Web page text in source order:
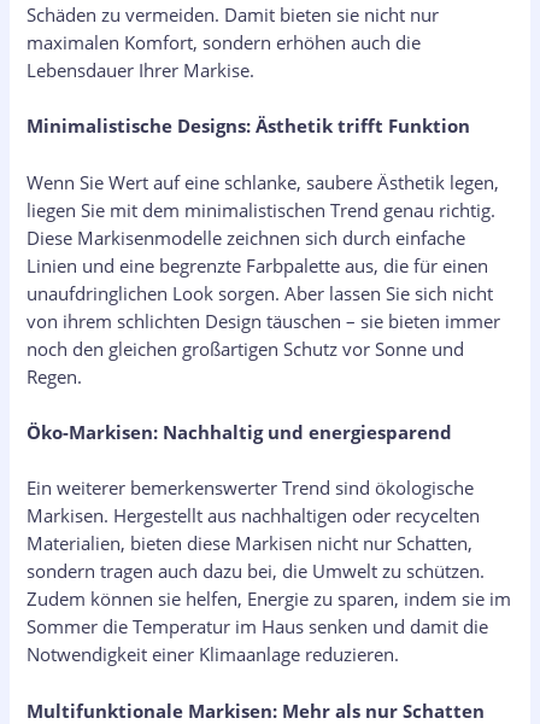
Schäden zu vermeiden. Damit bieten sie nicht nur
maximalen Komfort, sondern erhöhen auch die
Lebensdauer Ihrer Markise.
Minimalistische Designs: Ästhetik trifft Funktion
Wenn Sie Wert auf eine schlanke, saubere Ästhetik legen,
liegen Sie mit dem minimalistischen Trend genau richtig.
Diese Markisenmodelle zeichnen sich durch einfache
Linien und eine begrenzte Farbpalette aus, die für einen
unaufdringlichen Look sorgen. Aber lassen Sie sich nicht
von ihrem schlichten Design täuschen – sie bieten immer
noch den gleichen großartigen Schutz vor Sonne und
Regen.
Öko-Markisen: Nachhaltig und energiesparend
Ein weiterer bemerkenswerter Trend sind ökologische
Markisen. Hergestellt aus nachhaltigen oder recycelten
Materialien, bieten diese Markisen nicht nur Schatten,
sondern tragen auch dazu bei, die Umwelt zu schützen.
Zudem können sie helfen, Energie zu sparen, indem sie im
Sommer die Temperatur im Haus senken und damit die
Notwendigkeit einer Klimaanlage reduzieren.
Multifunktionale Markisen: Mehr als nur Schatten